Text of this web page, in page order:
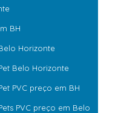
BH
Horizonte
Belo Horizonte
PVC preço em BH
PVC preço em Belo